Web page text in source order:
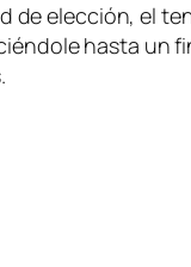
de elec­ción, el
has­ta un